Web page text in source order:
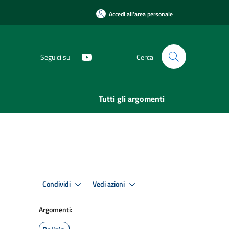
Accedi all'area personale
Seguici su Cerca
Tutti gli argomenti
Condividi Vedi azioni
Argomenti: